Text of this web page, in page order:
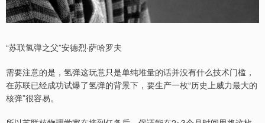
“苏联氢弹之父”安德烈·萨哈罗夫
需要注意的是，氢弹这玩意只是单纯堆量的话并没有什么技术门槛，
在苏联已经成功试爆了氢弹的背景下，要生产一枚“历史上威力最大的
核弹”很容易。